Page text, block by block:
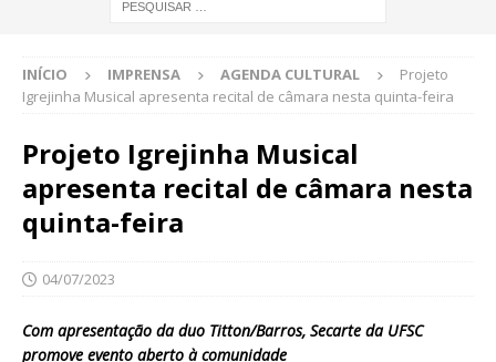
INÍCIO IMPRENSA AGENDA CULTURAL
Projeto
Igrejinha Musical apresenta recital de câmara nesta quinta-feira
Projeto Igrejinha Musical
apresenta recital de câmara nesta
quinta-feira
04/07/2023
Com apresentação da duo Titton/Barros, Secarte da UFSC
promove evento aberto à comunidade